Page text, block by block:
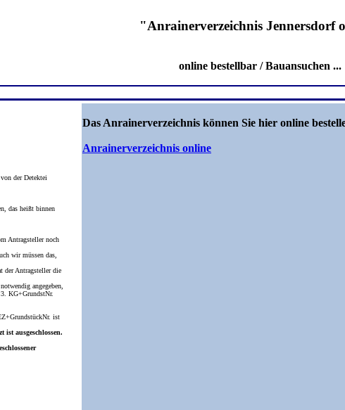
"Anrainerverzeichnis Jennersdorf
online bestellbar / Bauansuchen ...
der Detektei
das heißt binnen
Antragsteller noch
wir müssen das,
der Antragsteller die
angegeben,
KG+GrundstNr.
ist
ist ausgeschlossen.
Das Anrainerverzeichnis können Sie hier online
Anrainerverzeichnis online